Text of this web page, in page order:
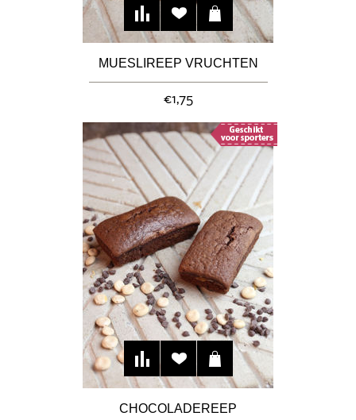
MUESLIREEP VRUCHTEN
€1,75
CHOCOLADEREEP